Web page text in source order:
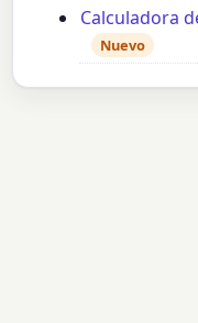
Calculadora
Nuevo